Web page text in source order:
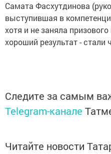
Самата Фасхутдинова
выступившая в
хотя и не заняла
хороший результат - стали
Следите за самым
Telegram-канале
Читайте новости